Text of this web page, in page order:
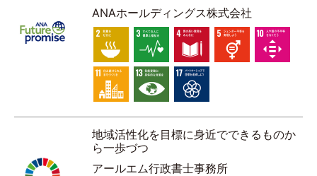
ANAホールディングス株式会社
地域活性化を目標に身近でできるものか
ら一歩づつ
アールエム行政書士事務所